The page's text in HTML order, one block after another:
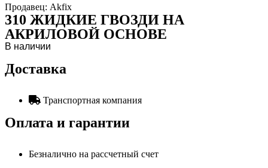
Продавец: Akfix
310 ЖИДКИЕ ГВОЗДИ НА
АКРИЛОВОЙ ОСНОВЕ
В наличии
Доставка
Транспортная компания
Оплата и гарантии
Безналично на рассчетный счет